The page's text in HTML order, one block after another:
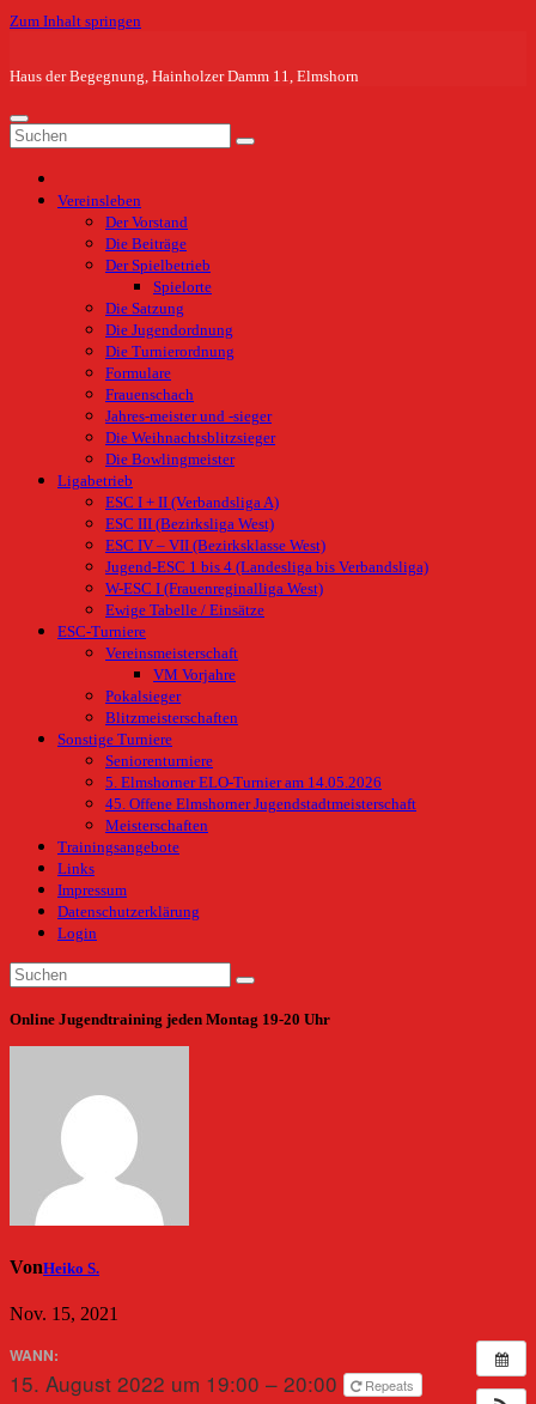
Zum Inhalt springen
Haus der Begegnung, Hainholzer Damm 11, Elmshorn
Vereinsleben
Der Vorstand
Die Beiträge
Der Spielbetrieb
Spielorte
Die Satzung
Die Jugendordnung
Die Turnierordnung
Formulare
Frauenschach
Jahres-meister und -sieger
Die Weihnachtsblitzsieger
Die Bowlingmeister
Ligabetrieb
ESC I + II (Verbandsliga A)
ESC III (Bezirksliga West)
ESC IV – VII (Bezirksklasse West)
Jugend-ESC 1 bis 4 (Landesliga bis Verbandsliga)
W-ESC I (Frauenreginalliga West)
Ewige Tabelle / Einsätze
ESC-Turniere
Vereinsmeisterschaft
VM Vorjahre
Pokalsieger
Blitzmeisterschaften
Sonstige Turniere
Seniorenturniere
5. Elmshorner ELO-Turnier am 14.05.2026
45. Offene Elmshorner Jugendstadtmeisterschaft
Meisterschaften
Trainingsangebote
Links
Impressum
Datenschutzerklärung
Login
Online Jugendtraining jeden Montag 19-20 Uhr
VonHeiko S.
Nov. 15, 2021
WANN:
15. August 2022 um 19:00 – 20:00 Repeats